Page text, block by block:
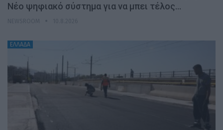
Νέο ψηφιακό σύστημα για να μπει τέλος…
ΕΛΛΑΔΑ